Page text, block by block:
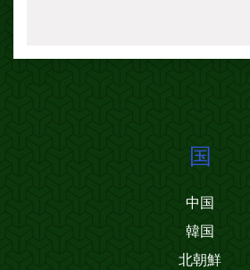
国
中国
韓国
北朝鮮